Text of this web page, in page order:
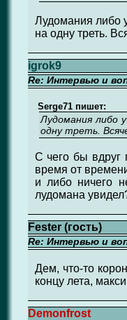
Лудомания либо
на одну треть.
igrok9
Re: Интервью и
Serge71 пишет:
Лудомания либо
одну треть.
С чего бы вдруг
время от
и либо ничего
лудомана
Fester (гость)
Re: Интервью и
Дем, что-то
концу лета,
Demonfrost